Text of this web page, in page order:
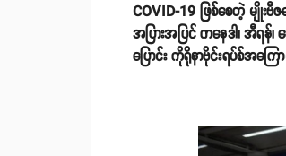
COVID-19 ဖြစ်စေတဲ့ မျိုးဗီ
အပြားအပြင် ကနေဒါ၊ အီရ
ပြောင်း ကိုရိုနာဗိုင်းရပ်စ်အ